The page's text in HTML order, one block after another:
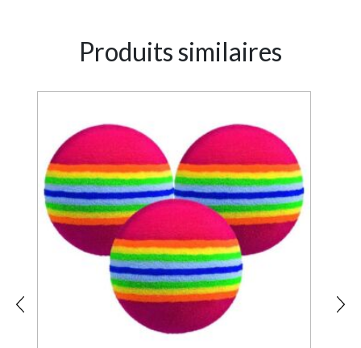
Produits similaires